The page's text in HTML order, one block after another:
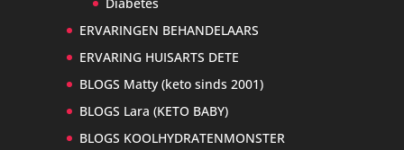
ERVARINGEN BEHANDELAARS
ERVARING HUISARTS DETE
BLOGS Matty (keto sinds 2001)
BLOGS Lara (KETO BABY)
BLOGS KOOLHYDRATENMONSTER